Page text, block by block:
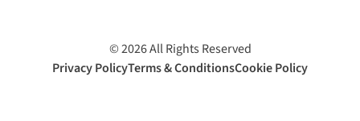
©2026All Rights Reserved
Privacy PolicyTerms & ConditionsCookie Policy